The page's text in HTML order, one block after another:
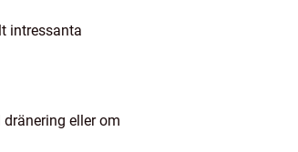
intressanta
eller om